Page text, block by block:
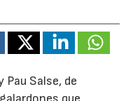
Pau Salse, de